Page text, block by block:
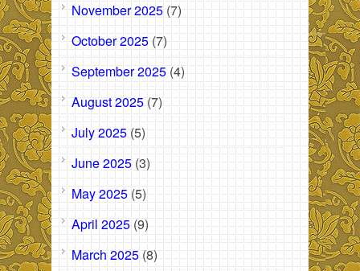
November 2025 (7)
October 2025 (7)
September 2025 (4)
August 2025 (7)
July 2025 (5)
June 2025 (3)
May 2025 (5)
April 2025 (9)
March 2025 (8)